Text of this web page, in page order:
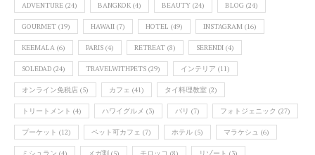
ADVENTURE (24) BANGKOK (4) BEAUTY (24) BLOG (24)
GOURMET (19) HAWAII (7) HOTEL (49) INSTAGRAM (16)
KEEMALA (6) PARIS (4) RETREAT (8) SERENDI (4)
SOLEDAD (24) TRAVELWITHPETS (29) インテリア (11)
オンライン免税店 (5) カフェ (41) タイ料理教室 (2)
トリートメント (4) ハワイグルメ (3) バリ (7) フォトジェニック (27)
プーケット (12) ペット可カフェ (7) ホテル (5) マラケシュ (6)
ミシュラン (4) メガ割 (5) モロッコ (8) リゾート (3)